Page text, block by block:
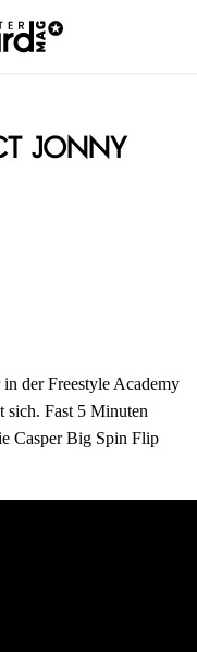
Jonny
der Freestyle Academy
sich. Fast 5 Minuten
Casper Big Spin Flip